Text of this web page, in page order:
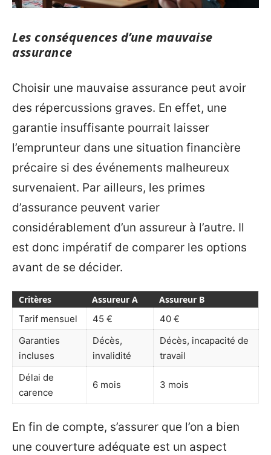
Les conséquences d’une mauvaise
assurance
Choisir une mauvaise assurance peut avoir
des répercussions graves. En effet, une
garantie insuffisante pourrait laisser
l’emprunteur dans une situation financière
précaire si des événements malheureux
survenaient. Par ailleurs, les primes
d’assurance peuvent varier
considérablement d’un assureur à l’autre. Il
est donc impératif de comparer les options
avant de se décider.
Critères Assureur A
Assureur B
Tarif mensuel
45 €
40 €
Garanties
incluses
Décès,
invalidité
Décès, incapacité de
travail
Délai de
carence
6 mois 3 mois
En fin de compte, s’assurer que l’on a bien
une couverture adéquate est un aspect